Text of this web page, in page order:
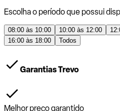
Escolha o período que possui
08:00 às 10:00 10:00 às 12:00
16:00 às 18:00
Todos
Garantias Trevo
Melhor preço garantido